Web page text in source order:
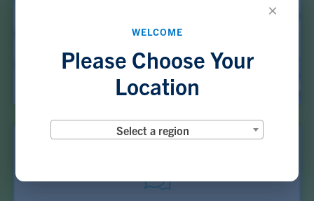
×
WELCOME
Please Choose Your
Location
Select a region